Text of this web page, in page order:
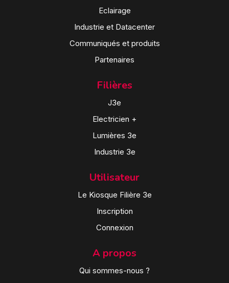
Eclairage
Industrie et Datacenter
Communiqués et produits
Partenaires
Filières
J3e
Electricien +
Lumières 3e
Industrie 3e
Utilisateur
Le Kiosque Filière 3e
Inscription
Connexion
A propos
Qui sommes-nous ?